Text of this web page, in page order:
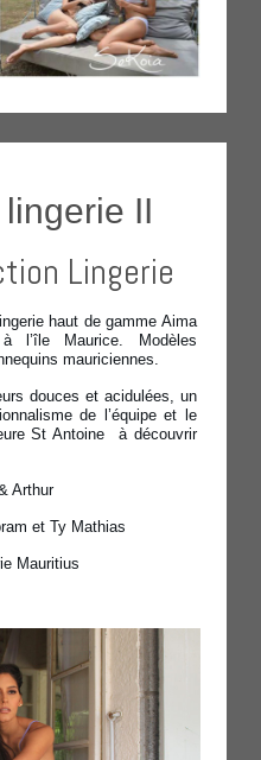
II
Lingerie
haut de gamme Aima
l’île Maurice. Modèles
mauriciennes.
douces et acidulées, un
de l’équipe et le
St Antoine à découvrir
Arthur
et Ty Mathias
Mauritius